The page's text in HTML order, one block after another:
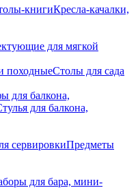
книгиКресла-качалки,
для мягкой
походныеСтолы для сада
для балкона,
для балкона,
сервировкиПредметы
для бара, мини-